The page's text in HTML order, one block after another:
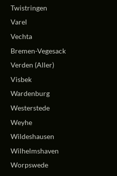
Twistringen
Varel
Vechta
Bremen-Vegesack
Verden (Aller)
Visbek
Wardenburg
Westerstede
Weyhe
Wildeshausen
Wilhelmshaven
Worpswede